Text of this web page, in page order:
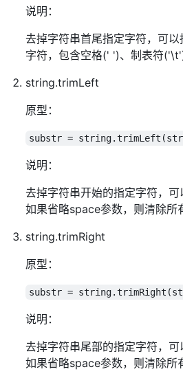
说明：
去掉字符串首尾指定字符，可
字符，包含空格(' ')、制表符
string.trimLeft
原型：
substr =
说明：
去掉字符串开始的指定字符，
如果省略space参数，则清除
string.trimRight
原型：
substr =
说明：
去掉字符串尾部的指定字符，
如果省略space参数，则清除